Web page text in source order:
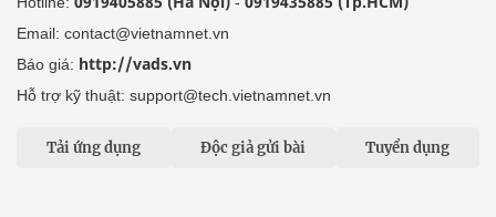
Email: contact@vietnamnet.vn
Báo giá: http://vads.vn
Hỗ trợ kỹ thuật: support@tech.vietnamnet.vn
Tải ứng dụng Độc giả gửi bài Tuyển dụng